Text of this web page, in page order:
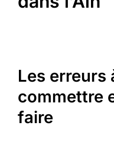
Les erreurs
commettre
faire